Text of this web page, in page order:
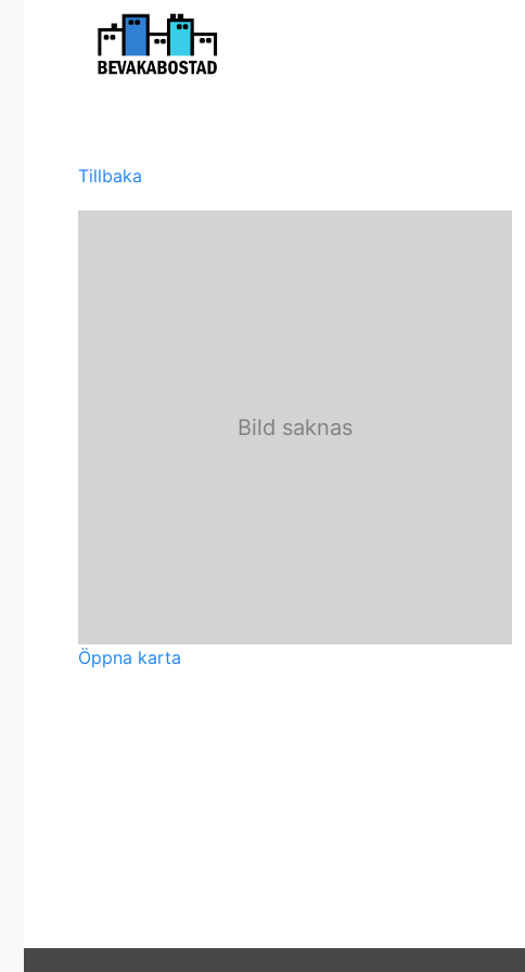
Tillbaka
Bild saknas
Öppna karta